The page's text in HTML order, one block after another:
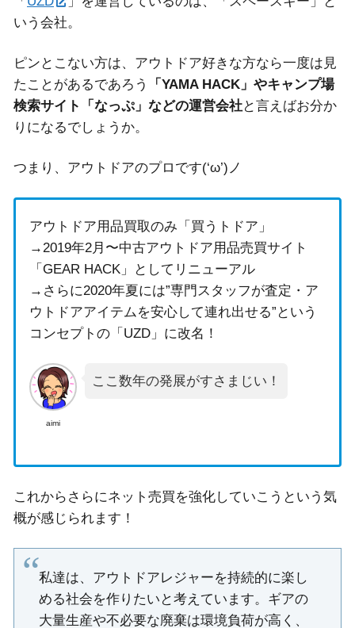
いう会社。
ピンとこない方は、アウトドア好きな方なら一度は見
たことがあるであろう
「YAMA HACK」やキャンプ場
検索サイト「なっぷ」などの運営会社と言えばお分か
りになるでしょうか。
つまり、アウトドアのプロです(‘ω’)ノ
アウトドア用品買取のみ「買うトドア」
→2019年2月〜中古アウトドア用品売買サイト
「GEAR HACK」としてリニューアル
→さらに2020年夏には”専門スタッフが査定・ア
ウトドアアイテムを安心して連れ出せる”という
コンセプトの「UZD」に改名！
aimi
ここ数年の発展がすさまじい！
これからさらにネット売買を強化していこうという気
概が感じられます！
私達は、アウトドアレジャーを持続的に楽し
める社会を作りたいと考えています。ギアの
大量生産や不必要な廃棄は環境負荷が高く、